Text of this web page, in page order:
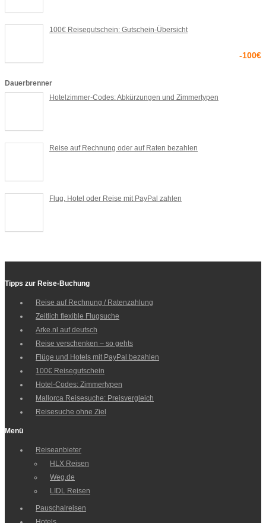
100€ Reisegutschein: Gutschein-Übersicht
-100€
Dauerbrenner
Hotelzimmer-Codes: Abkürzungen und Zimmertypen
Reise auf Rechnung oder auf Raten bezahlen
Flug, Hotel oder Reise mit PayPal zahlen
Tipps zur Reise-Buchung
Reise auf Rechnung / Ratenzahlung
Zeitlich flexible Flugsuche
Arke.nl auf deutsch
Reise verschenken – so gehts
Flüge und Hotels mit PayPal bezahlen
100€ Reisegutschein
Hotel-Codes: Zimmertypen
Mallorca Reisesuche: Preisvergleich
Reisesuche ohne Ziel
Menü
Reiseanbieter
HLX Reisen
Weg.de
LIDL Reisen
Pauschalreisen